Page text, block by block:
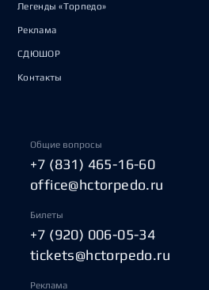
Легенды «Торпедо»
Реклама
СДЮШОР
Контакты
Общие вопросы
+7 (831) 465-16-60
office@hctorpedo.ru
Билеты
+7 (920) 006-05-34
tickets@hctorpedo.ru
Реклама